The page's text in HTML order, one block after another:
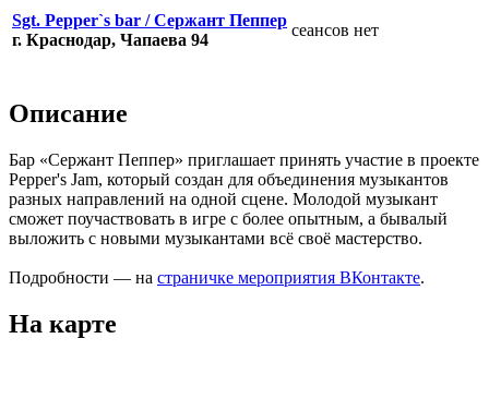
Sgt. Pepper`s bar / Сержант Пеппер
г. Краснодар, Чапаева 94
сеансов нет
Описание
Бар «Сержант Пеппер» приглашает принять участие в проекте
Pepper's Jam, который создан для объединения музыкантов
разных направлений на одной сцене. Молодой музыкант
сможет поучаствовать в игре с более опытным, а бывалый
выложить с новыми музыкантами всё своё мастерство.
Подробности — на страничке мероприятия ВКонтакте.
На карте